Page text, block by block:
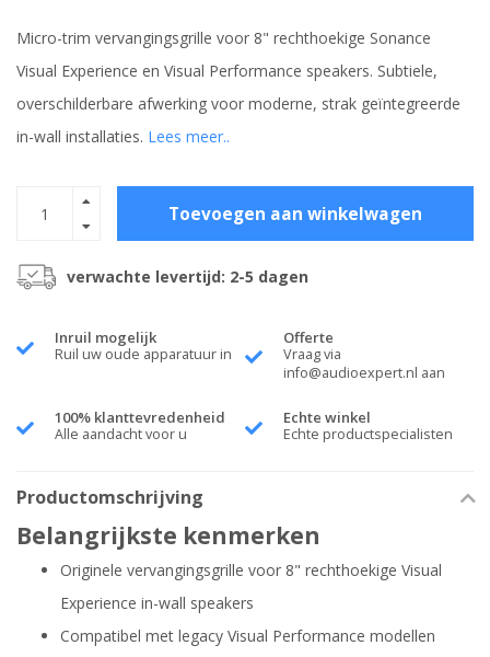
Micro-trim vervangingsgrille voor 8" rechthoekige Sonance
Visual Experience en Visual Performance speakers. Subtiele,
overschilderbare afwerking voor moderne, strak geïntegreerde
in-wall installaties. Lees meer..
Toevoegen aan winkelwagen
verwachte levertijd: 2-5 dagen
Inruil mogelijk
Ruil uw oude apparatuur in
Offerte
Vraag via
info@audioexpert.nl aan
100% klanttevredenheid
Alle aandacht voor u
Echte winkel
Echte productspecialisten
Productomschrijving
Belangrijkste kenmerken
Originele vervangingsgrille voor 8" rechthoekige Visual
Experience in-wall speakers
Compatibel met legacy Visual Performance modellen